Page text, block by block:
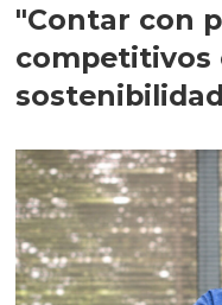
"Contar con
competitivos